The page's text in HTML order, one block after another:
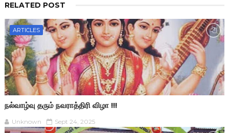
RELATED POST
ARTICLES
நல்வாழ்வு தரும் நவராத்திரி விழா !!!
Unknown Sept 24, 2025